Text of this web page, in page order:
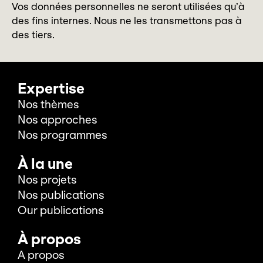
Vos données personnelles ne seront utilisées qu’à
des fins internes. Nous ne les transmettons pas à
des tiers.
Expertise
Nos thèmes
Nos approches
Nos programmes
À la une
Nos projets
Nos publications
Our publications
À propos
A propos